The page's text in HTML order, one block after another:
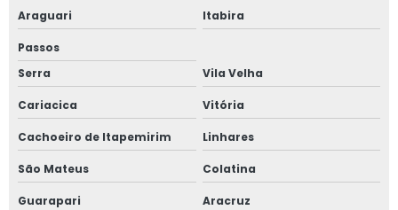
Araguari Itabira
Passos
Serra
Vila Velha
Cariacica Vitória
Cachoeiro de Itapemirim Linhares
São Mateus Colatina
Guarapari Aracruz